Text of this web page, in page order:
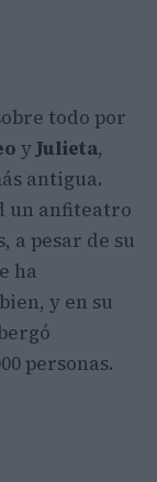
todo por
yJulieta,
antigua.
un anfiteatro
a pesar de su
ha
y en su
personas.